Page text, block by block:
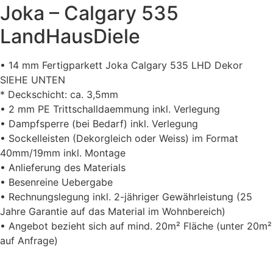
Joka – Calgary 535
LandHausDiele
• 14 mm Fertigparkett Joka Calgary 535 LHD Dekor
SIEHE UNTEN
* Deckschicht: ca. 3,5mm
• 2 mm PE Trittschalldaemmung inkl. Verlegung
• Dampfsperre (bei Bedarf) inkl. Verlegung
• Sockelleisten (Dekorgleich oder Weiss) im Format
40mm/19mm inkl. Montage
• Anlieferung des Materials
• Besenreine Uebergabe
• Rechnungslegung inkl. 2-jähriger Gewährleistung (25
Jahre Garantie auf das Material im Wohnbereich)
• Angebot bezieht sich auf mind. 20m² Fläche (unter 20m²
auf Anfrage)